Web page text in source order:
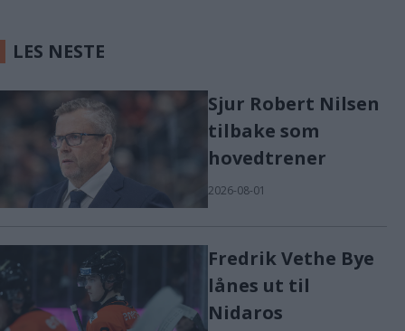
LES NESTE
Sjur Robert Nilsen
tilbake som
hovedtrener
2026-08-01
Fredrik Vethe Bye
lånes ut til
Nidaros